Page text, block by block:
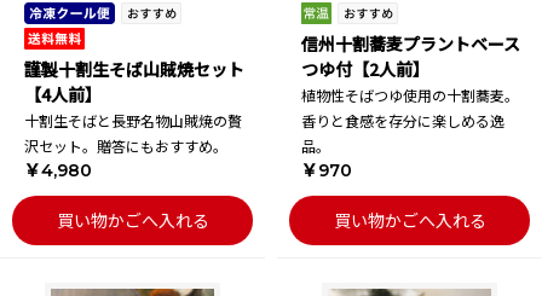
謹製十割生そば山賊焼セット
【4人前】
十割生そばと長野名物山賊焼の贅
沢セット。贈答にもおすすめ。
￥4,980
買い物かごへ入れる
信州十割蕎麦プラントベース
つゆ付【2人前】
植物性そばつゆ使用の十割蕎麦。
香りと食感を存分に楽しめる逸
品。
￥970
買い物かごへ入れる